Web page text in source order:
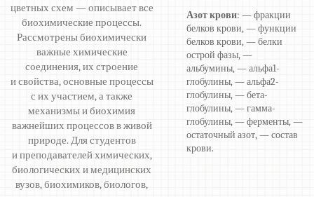
цветных схем — описывает все
биохимические процессы.
Рассмотрены биохимически
важные химические
соединения, их строение
и свойства, основные процессы
с их участием, а также
механизмы и биохимия
важнейших процессов в живой
природе. Для студентов
и преподавателей химических,
биологических и медицинских
вузов, биохимиков, биологов,
Азот крови: — фракции
белков крови, — функции
белков крови, — белки
острой фазы, —
альбумины, — альфа1-
глобулины, — альфа2-
глобулины, — бета-
глобулины, — гамма-
глобулины, — ферменты, —
остаточный азот, — состав
крови.